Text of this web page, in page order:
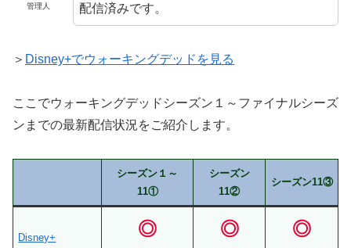
管理人
配信済みです。
＞ Disney+でウォーキングデッドを見る
ここでウォーキングデッドシーズン１～ファイナルシーズ
ンまでの最新配信状況をご紹介します。
シーズン１～
11①
シーズン
11②
シーズン11③
Disney+ ◎ ◎ ◎